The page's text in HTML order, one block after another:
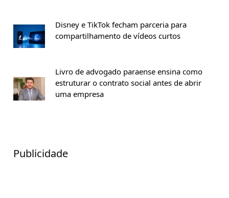
Disney e TikTok fecham parceria para
compartilhamento de vídeos curtos
Livro de advogado paraense ensina como
estruturar o contrato social antes de abrir
uma empresa
Publicidade